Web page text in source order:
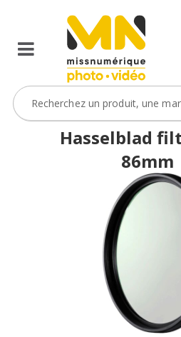
le
ObjectifFiltre5
VOIR L'OFFRE
Hasselblad
86mm